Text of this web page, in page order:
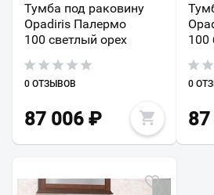
Тумба под раковину
Opadiris Палермо
100 светлый орех
0 ОТЗЫВОВ
87 006 ₽
100
0